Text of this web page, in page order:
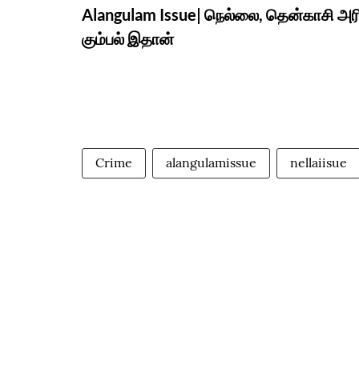
Alangulam Issue| நெல்லை, தென்காசி
கும்பல் இதான்
Crime alangulamissue nellaiisue